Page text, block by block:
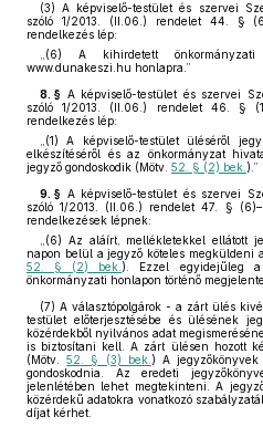
(3) A képviselő-testület és szervei
szóló 1/2013. (II.06.) rendelet 44. §
rendelkezés lép:
„(6) A kihirdetett
www.dunakeszi.hu honlapra.”
8. § A képviselő-testület és szervei
szóló 1/2013. (II.06.) rendelet 46. §
rendelkezés lép:
„(1) A képviselő-testület üléséről
elkészítéséről és az önkormányzat
jegyző gondoskodik (Mötv. 52. § (2) bek. ).”
9. § A képviselő-testület és szervei
szóló 1/2013. (II.06.) rendelet 47. §
rendelkezések lépnek:
„(6) Az aláírt, mellékletekkel ellátott
napon belül a jegyző köteles megküldeni
52. § (2) bek. ). Ezzel egyidejűleg
önkormányzati honlapon történő
(7) A választópolgárok - a zárt ülés
testület előterjesztésébe és ülésének
közérdekből nyilvános adat
is biztosítani kell. A zárt ülésen hozott
(Mötv.52. § (3) bek. ) A
gondoskodnia. Az eredeti
jelenlétében lehet megtekinteni. A
közérdekű adatokra vonatkozó
díjat kérhet.